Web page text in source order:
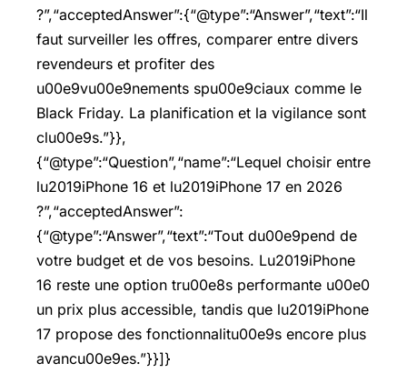
?”,“acceptedAnswer”:{“@type”:“Answer”,“text”:“Il
faut surveiller les offres, comparer entre divers
revendeurs et profiter des
u00e9vu00e9nements spu00e9ciaux comme le
Black Friday. La planification et la vigilance sont
clu00e9s.”}},
{“@type”:“Question”,“name”:“Lequel choisir entre
lu2019iPhone 16 et lu2019iPhone 17 en 2026
?”,“acceptedAnswer”:
{“@type”:“Answer”,“text”:“Tout du00e9pend de
votre budget et de vos besoins. Lu2019iPhone
16 reste une option tru00e8s performante u00e0
un prix plus accessible, tandis que lu2019iPhone
17 propose des fonctionnalitu00e9s encore plus
avancu00e9es.”}}]}